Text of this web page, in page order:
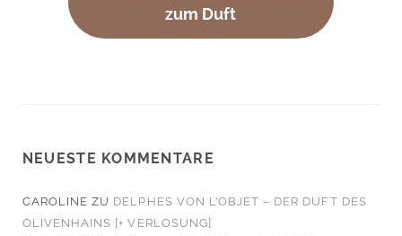
zum Duft
NEUESTE KOMMENTARE
CAROLINE ZU DELPHES VON L’OBJET – DER DUFT DES
OLIVENHAINS [+ VERLOSUNG]